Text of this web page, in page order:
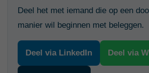
Deel het met iemand die op een
manier wil beginnen met beleggen.
Deel via LinkedIn Deel via